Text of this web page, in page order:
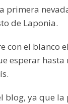
primera
de Laponia.
con el blanco
esperar
blog, ya que